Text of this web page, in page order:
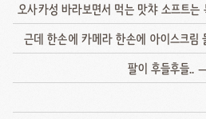
오사카성 바라보면서 먹는 맛챠 소프트
근데 한손에 카메라 한손에 아이스크림
팔이 후들후들..